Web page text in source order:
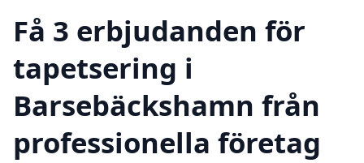
Få 3 erbjudanden för
tapetsering i
Barsebäckshamn från
professionella företag